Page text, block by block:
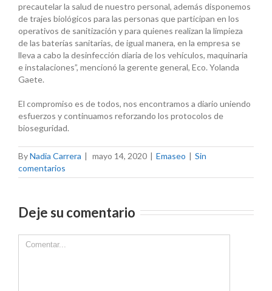
precautelar la salud de nuestro personal, además disponemos
de trajes biológicos para las personas que participan en los
operativos de sanitización y para quienes realizan la limpieza
de las baterías sanitarias, de igual manera, en la empresa se
lleva a cabo la desinfección diaria de los vehículos, maquinaria
e instalaciones”, mencionó la gerente general, Eco. Yolanda
Gaete.
El compromiso es de todos, nos encontramos a diario uniendo
esfuerzos y continuamos reforzando los protocolos de
bioseguridad.
ByNadia Carrera | mayo 14, 2020 | Emaseo | Sin
comentarios
Deje su comentario
Comment